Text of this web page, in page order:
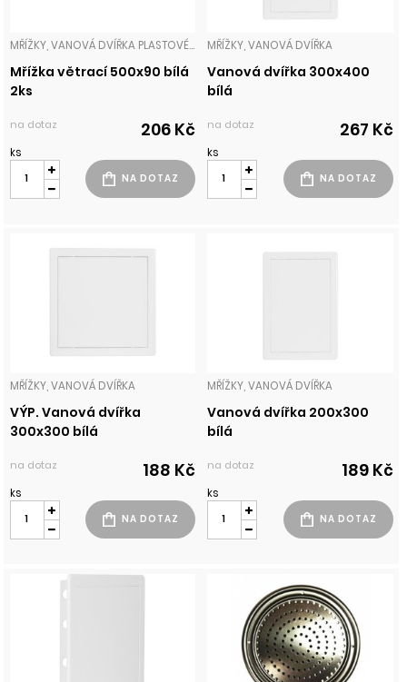
MŘÍŽKY, VANOVÁ DVÍŘKA PLASTOVÉ MŘÍŽKY
Mřížka větrací 500x90 bílá
2ks
na dotaz 206 Kč
ks
MŘÍŽKY, VANOVÁ DVÍŘKA
Vanová dvířka 300x400
bílá
na dotaz 267 Kč
ks
MŘÍŽKY, VANOVÁ DVÍŘKA
VÝP. Vanová dvířka
300x300 bílá
na dotaz 188 Kč
ks
MŘÍŽKY, VANOVÁ DVÍŘKA
Vanová dvířka 200x300
bílá
na dotaz 189 Kč
ks